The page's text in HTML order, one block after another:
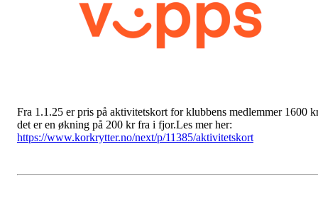
Fra 1.1.25 er pris på aktivitetskort for klubbens medlemmer 1600
det er en økning på 200 kr fra i fjor.Les mer her:
https://www.korkrytter.no/next/p/11385/aktivitetskort